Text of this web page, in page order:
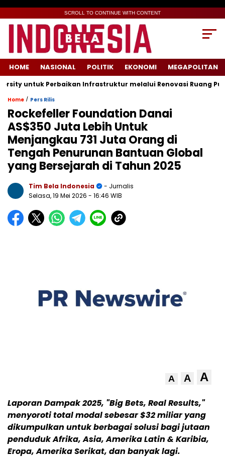
SCROLL TO CONTINUE WITH CONTENT
HOME NASIONAL POLITIK EKONOMI MEGAPOLITAN
Perbaikan Infrastruktur melalui Renovasi Ruang Publik
Home / Pers Rilis
Rockefeller Foundation Danai
AS$350 Juta Lebih Untuk
Menjangkau 731 Juta Orang di
Tengah Penurunan Bantuan Global
yang Bersejarah di Tahun 2025
Tim Bela Indonesia
- Jurnalis
Selasa, 19 Mei 2026 - 16:46 WIB
A A A
Laporan Dampak 2025, "Big Bets, Real Results,"
menyoroti total modal sebesar $32 miliar yang
dikumpulkan untuk berbagai solusi bagi jutaan
penduduk Afrika, Asia, Amerika Latin & Karibia,
Eropa, Amerika Serikat, dan banyak lagi.